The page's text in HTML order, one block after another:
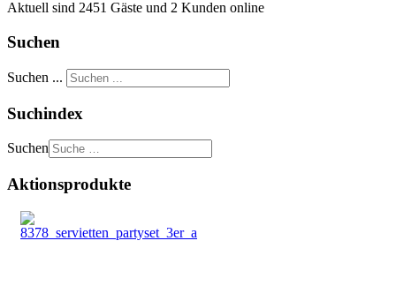
Aktuell sind 2451 Gäste und 2 Kunden online
Suchen
Suchen ...
Suchindex
Suchen
Aktionsprodukte